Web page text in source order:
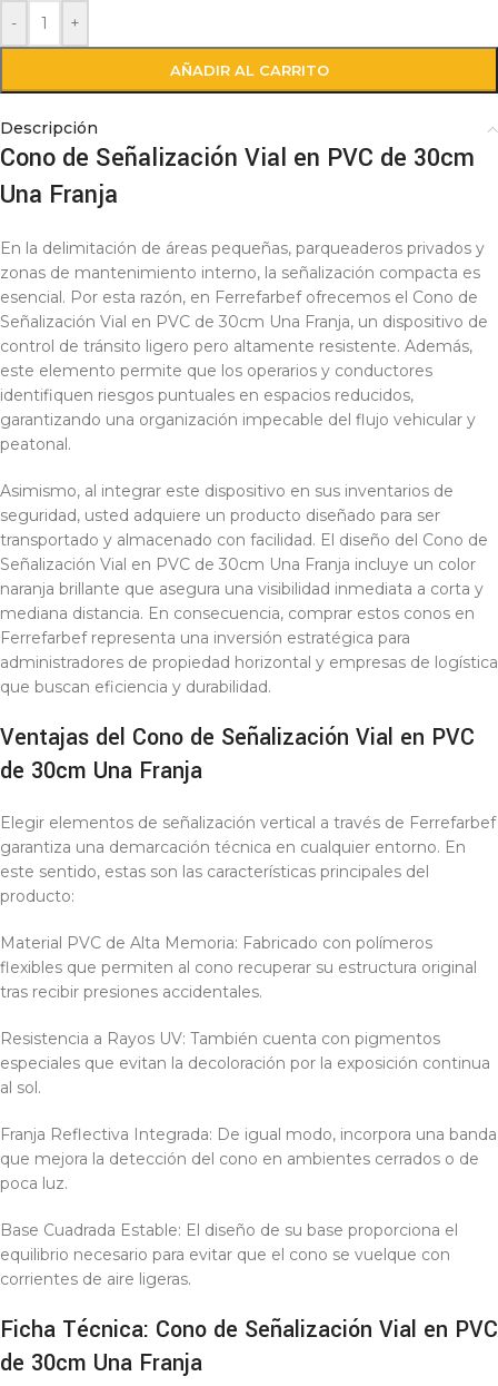
- +
AÑADIR AL CARRITO
Descripción
Cono de Señalización Vial en PVC de 30cm
Una Franja
En la delimitación de áreas pequeñas, parqueaderos privados y
zonas de mantenimiento interno, la señalización compacta es
esencial. Por esta razón, en Ferrefarbef ofrecemos el Cono de
Señalización Vial en PVC de 30cm Una Franja, un dispositivo de
control de tránsito ligero pero altamente resistente. Además,
este elemento permite que los operarios y conductores
identifiquen riesgos puntuales en espacios reducidos,
garantizando una organización impecable del flujo vehicular y
peatonal.
Asimismo, al integrar este dispositivo en sus inventarios de
seguridad, usted adquiere un producto diseñado para ser
transportado y almacenado con facilidad. El diseño del Cono de
Señalización Vial en PVC de 30cm Una Franja incluye un color
naranja brillante que asegura una visibilidad inmediata a corta y
mediana distancia. En consecuencia, comprar estos conos en
Ferrefarbef representa una inversión estratégica para
administradores de propiedad horizontal y empresas de logística
que buscan eficiencia y durabilidad.
Ventajas del Cono de Señalización Vial en PVC
de 30cm Una Franja
Elegir elementos de señalización vertical a través de Ferrefarbef
garantiza una demarcación técnica en cualquier entorno. En
este sentido, estas son las características principales del
producto:
Material PVC de Alta Memoria: Fabricado con polímeros
flexibles que permiten al cono recuperar su estructura original
tras recibir presiones accidentales.
Resistencia a Rayos UV: También cuenta con pigmentos
especiales que evitan la decoloración por la exposición continua
al sol.
Franja Reflectiva Integrada: De igual modo, incorpora una banda
que mejora la detección del cono en ambientes cerrados o de
poca luz.
Base Cuadrada Estable: El diseño de su base proporciona el
equilibrio necesario para evitar que el cono se vuelque con
corrientes de aire ligeras.
Ficha Técnica: Cono de Señalización Vial en PVC
de 30cm Una Franja